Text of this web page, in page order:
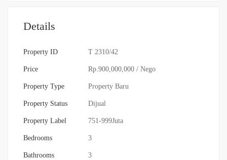
Details
Property ID T 2310/42
Price Rp.900,000,000 / Nego
Property Type Property Baru
Property Status Dijual
Property Label 751-999Juta
Bedrooms 3
Bathrooms 3